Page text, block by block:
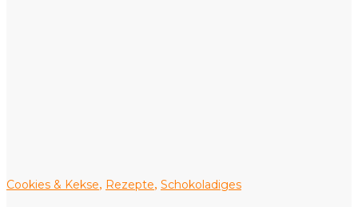
Cookies & Kekse, Rezepte, Schokoladiges